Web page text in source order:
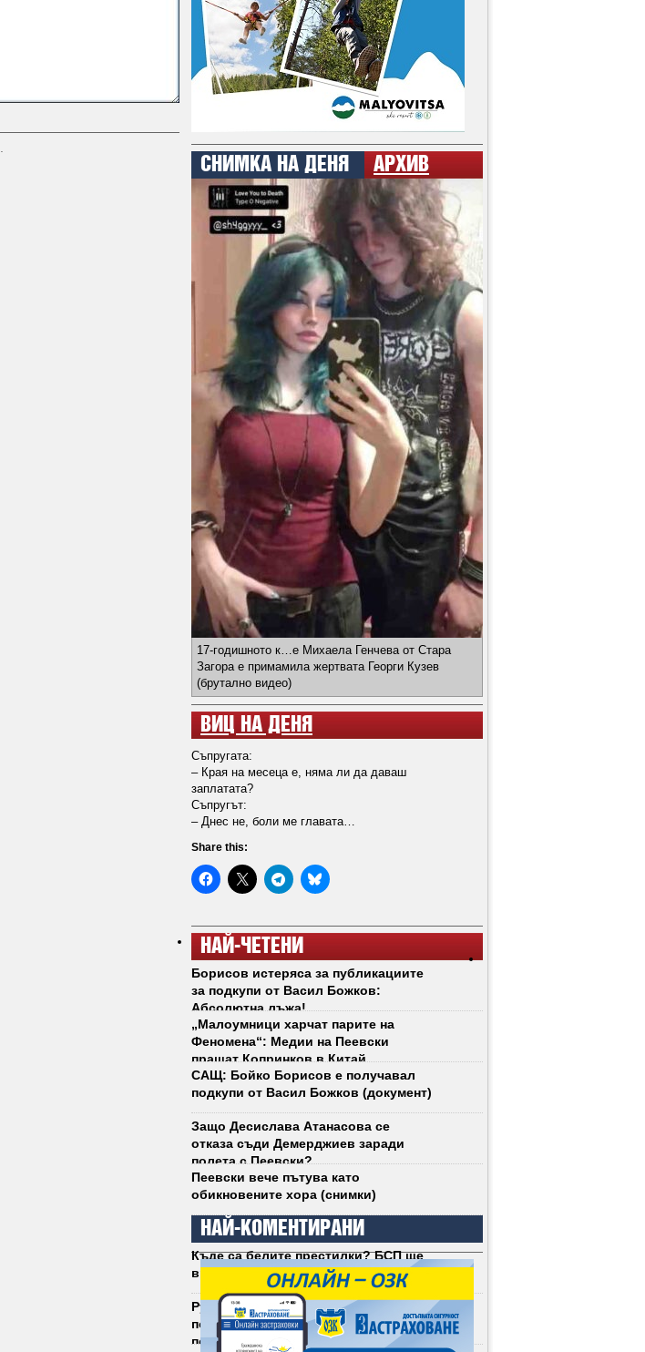
СНИМКА НА ДЕНЯ АРХИВ
17-годишното к…е Михаела Генчева от Стара
Загора е примамила жертвата Георги Кузев
(брутално видео)
ВИЦ НА ДЕНЯ
Съпругата:
– Края на месеца е, няма ли да даваш
заплатата?
Съпругът:
– Днес не, боли ме главата…
Share this:
НАЙ-ЧЕТЕНИ
Борисов истеряса за публикациите
за подкупи от Васил Божков:
Абсолютна лъжа!
„Малоумници харчат парите на
Феномена“: Медии на Пеевски
пращат Копринков в Китай
САЩ: Бойко Борисов е получавал
подкупи от Васил Божков (документ)
Защо Десислава Атанасова се
отказа съди Демерджиев заради
полета с Пеевски?
Пеевски вече пътува като
обикновените хора (снимки)
НАЙ-КОМЕНТИРАНИ
Къде са белите престилки? БСП ще
връща социализЪма у нас (снимки)
Румен Радев не се срива. Срива се
политическият модел, който той
победи